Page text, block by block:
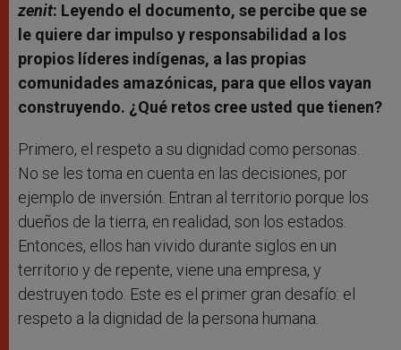
zenit: Leyendo el documento, se percibe que se
le quiere dar impulso y responsabilidad a los
propios líderes indígenas, a las propias
comunidades amazónicas, para que ellos vayan
construyendo. ¿Qué retos cree usted que tienen?
Primero, el respeto a su dignidad como personas.
No se les toma en cuenta en las decisiones, por
ejemplo de inversión. Entran al territorio porque los
dueños de la tierra, en realidad, son los estados.
Entonces, ellos han vivido durante siglos en un
territorio y de repente, viene una empresa, y
destruyen todo. Este es el primer gran desafío: el
respeto a la dignidad de la persona humana.